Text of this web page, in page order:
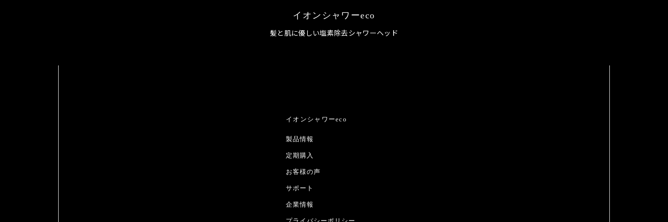
イオンシャワーeco
髪と肌に優しい塩素除去シャワーヘッド
イオンシャワーeco
製品情報
定期購入
お客様の声
サポート
企業情報